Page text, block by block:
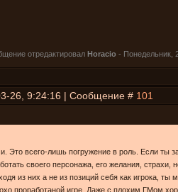
отредактировал Horacio - Понедельник,
26, 9:24:16 | Сообщение # 101
Это всего-лишь погружение в роль. Если ты
своего персонажа, его желания, страхи,
из них а не из позиций себя как игрока, ты
проработаной игре. Даже с плохим ГМом